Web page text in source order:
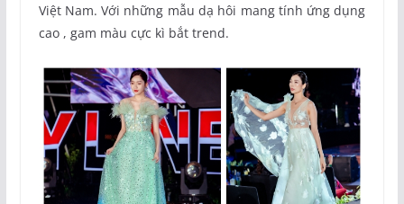
Việt Nam. Với những mẫu dạ hôi mang tính ứng dụng
cao , gam màu cực kì bắt trend.